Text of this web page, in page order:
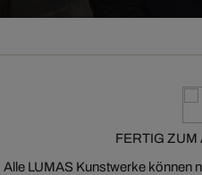
FERTIG ZUM
Alle LUMAS Kunstwerke können